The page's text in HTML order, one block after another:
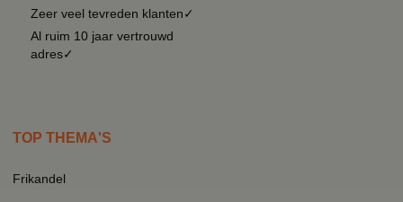
Zeer veel tevreden klanten✓
Al ruim 10 jaar vertrouwd
adres✓
TOP THEMA'S
Frikandel